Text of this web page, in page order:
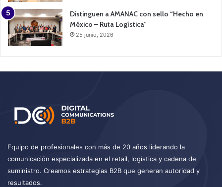
Distinguen a AMANAC con sello “Hecho en
México – Ruta Logística”
25 junio, 2026
Equipo de profesionales con más de 20 años liderando la
comunicación especializada en el retail, logística y cadena de
suministro. Creamos estrategias B2B que generan autoridad y
resultados.